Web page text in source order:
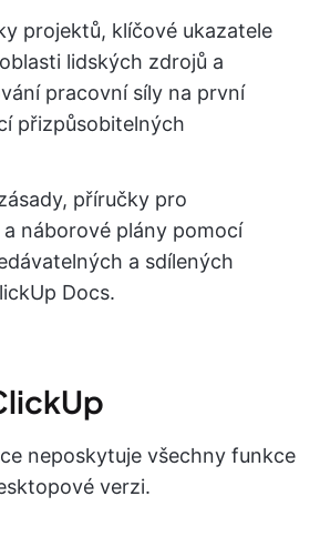
projektů, klíčové ukazatele
lidských zdrojů a
pracovní síly na první
přizpůsobitelných
příručky pro
náborové plány pomocí
a sdílených
Docs.
neposkytuje všechny funkce
verzi.